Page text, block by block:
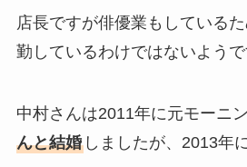
店長ですが俳優業もしている
勤しているわけではないようで
中村さんは2011年に元モーニ
んと結婚しましたが、2013年